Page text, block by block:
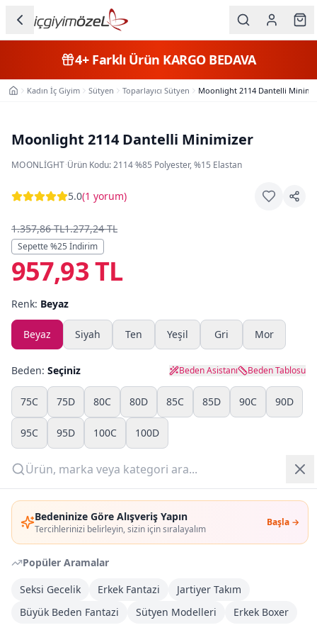
Bedeninize Göre Alışveriş Yapın
Tercihlerinizi belirleyin, sizin için sıralayalım
Başla →
Popüler Aramalar
Seksi Gecelik
Erkek Fantazi
Jartiyer Takım
Büyük Beden Fantazi
Sütyen Modelleri Erkek Boxer
Kategorileri
Çocuk
Fantazi
Büyük
Beden
Markalar
Plaj & Mayo
Yazlık Pijama
Kampanyalar
Yeni Gelenler
OUTLET
Giriş Yap
Üye Ol
4+Farklı Ürün KARGO BEDAVA
Ana SayfaKadın İç Giyim Sütyen Toparlayıcı Sütyen Moonlight 2114 Dantelli
Moonlight 2114 Dantelli Minimizer
MOONLIGHT·Ürün Kodu:2114·%85 Polyester, %15 Elastan
5.0(1 yorum)
1.357,86 TL1.277,24 TL
Sepette %25 İndirim
957,93 TL
Renk: Beyaz
Beyaz Siyah Ten Yeşil Gri Mor
Beden: Seçiniz Beden Asistanı Beden Tablosu
75C 75D 80C 80D 85C 85D 90C 90D
95C 95D 100C 100D
Adet:
Sepete Ekle
1-3 İş Günü